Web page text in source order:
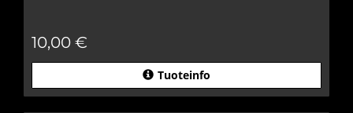
10,00 €
Tuoteinfo